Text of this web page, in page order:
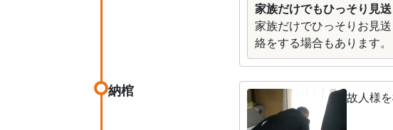
家族だけでもひっそり見
家族だけでひっそりお見
絡をする場合もあります。
納棺 故人様